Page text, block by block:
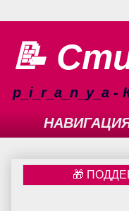
📝
p_i_r_a_n_y_a